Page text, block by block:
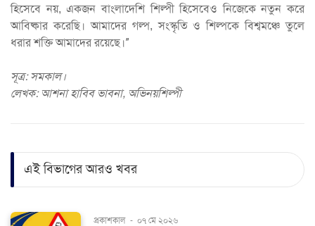
হিসেবে নয়, একজন বাংলাদেশি শিল্পী হিসেবেও নিজেকে নতুন করে
আবিষ্কার করেছি। আমাদের গল্প, সংস্কৃতি ও শিল্পকে বিশ্বমঞ্চে তুলে
ধরার শক্তি আমাদের রয়েছে।”
সূত্র: সমকাল।
লেখক: আশনা হাবিব ভাবনা, অভিনয়শিল্পী
এই বিভাগের আরও খবর
প্রকাশকাল - ০৭ মে ২০২৬